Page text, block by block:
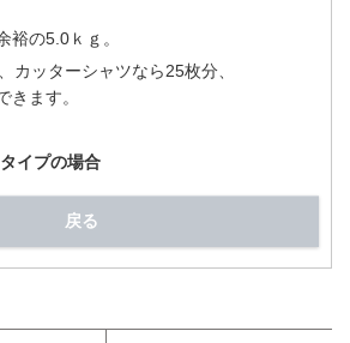
裕の5.0ｋｇ。
カッターシャツなら25枚分、
きます。
イプの場合
戻る